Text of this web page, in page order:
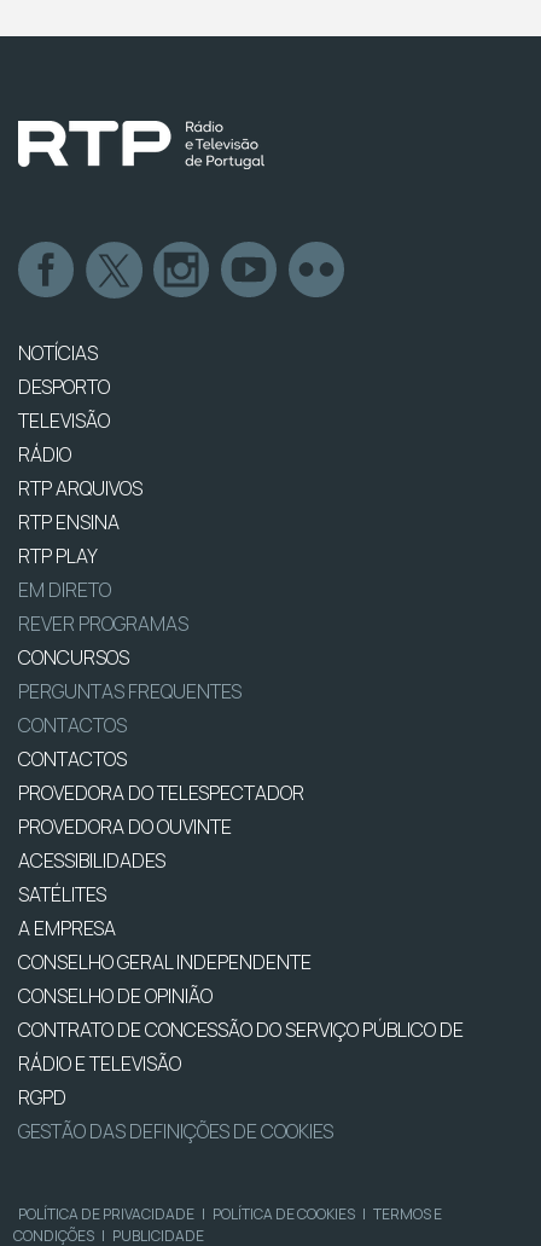
NOTÍCIAS
DESPORTO
TELEVISÃO
RÁDIO
RTP ARQUIVOS
RTP ENSINA
RTP PLAY
EM DIRETO
REVER PROGRAMAS
CONCURSOS
PERGUNTAS FREQUENTES
CONTACTOS
CONTACTOS
PROVEDORA DO TELESPECTADOR
PROVEDORA DO OUVINTE
ACESSIBILIDADES
SATÉLITES
A EMPRESA
CONSELHO GERAL INDEPENDENTE
CONSELHO DE OPINIÃO
CONTRATO DE CONCESSÃO DO SERVIÇO PÚBLICO DE
RÁDIO E TELEVISÃO
RGPD
GESTÃO DAS DEFINIÇÕES DE COOKIES
POLÍTICA DE PRIVACIDADE | POLÍTICA DE COOKIES | TERMOS E
CONDIÇÕES | PUBLICIDADE